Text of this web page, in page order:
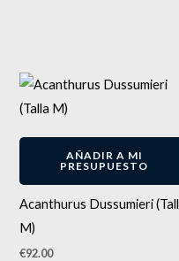
AÑADIR A MI
PRESUPUESTO
Acanthurus Dussumieri
M)
€92.00